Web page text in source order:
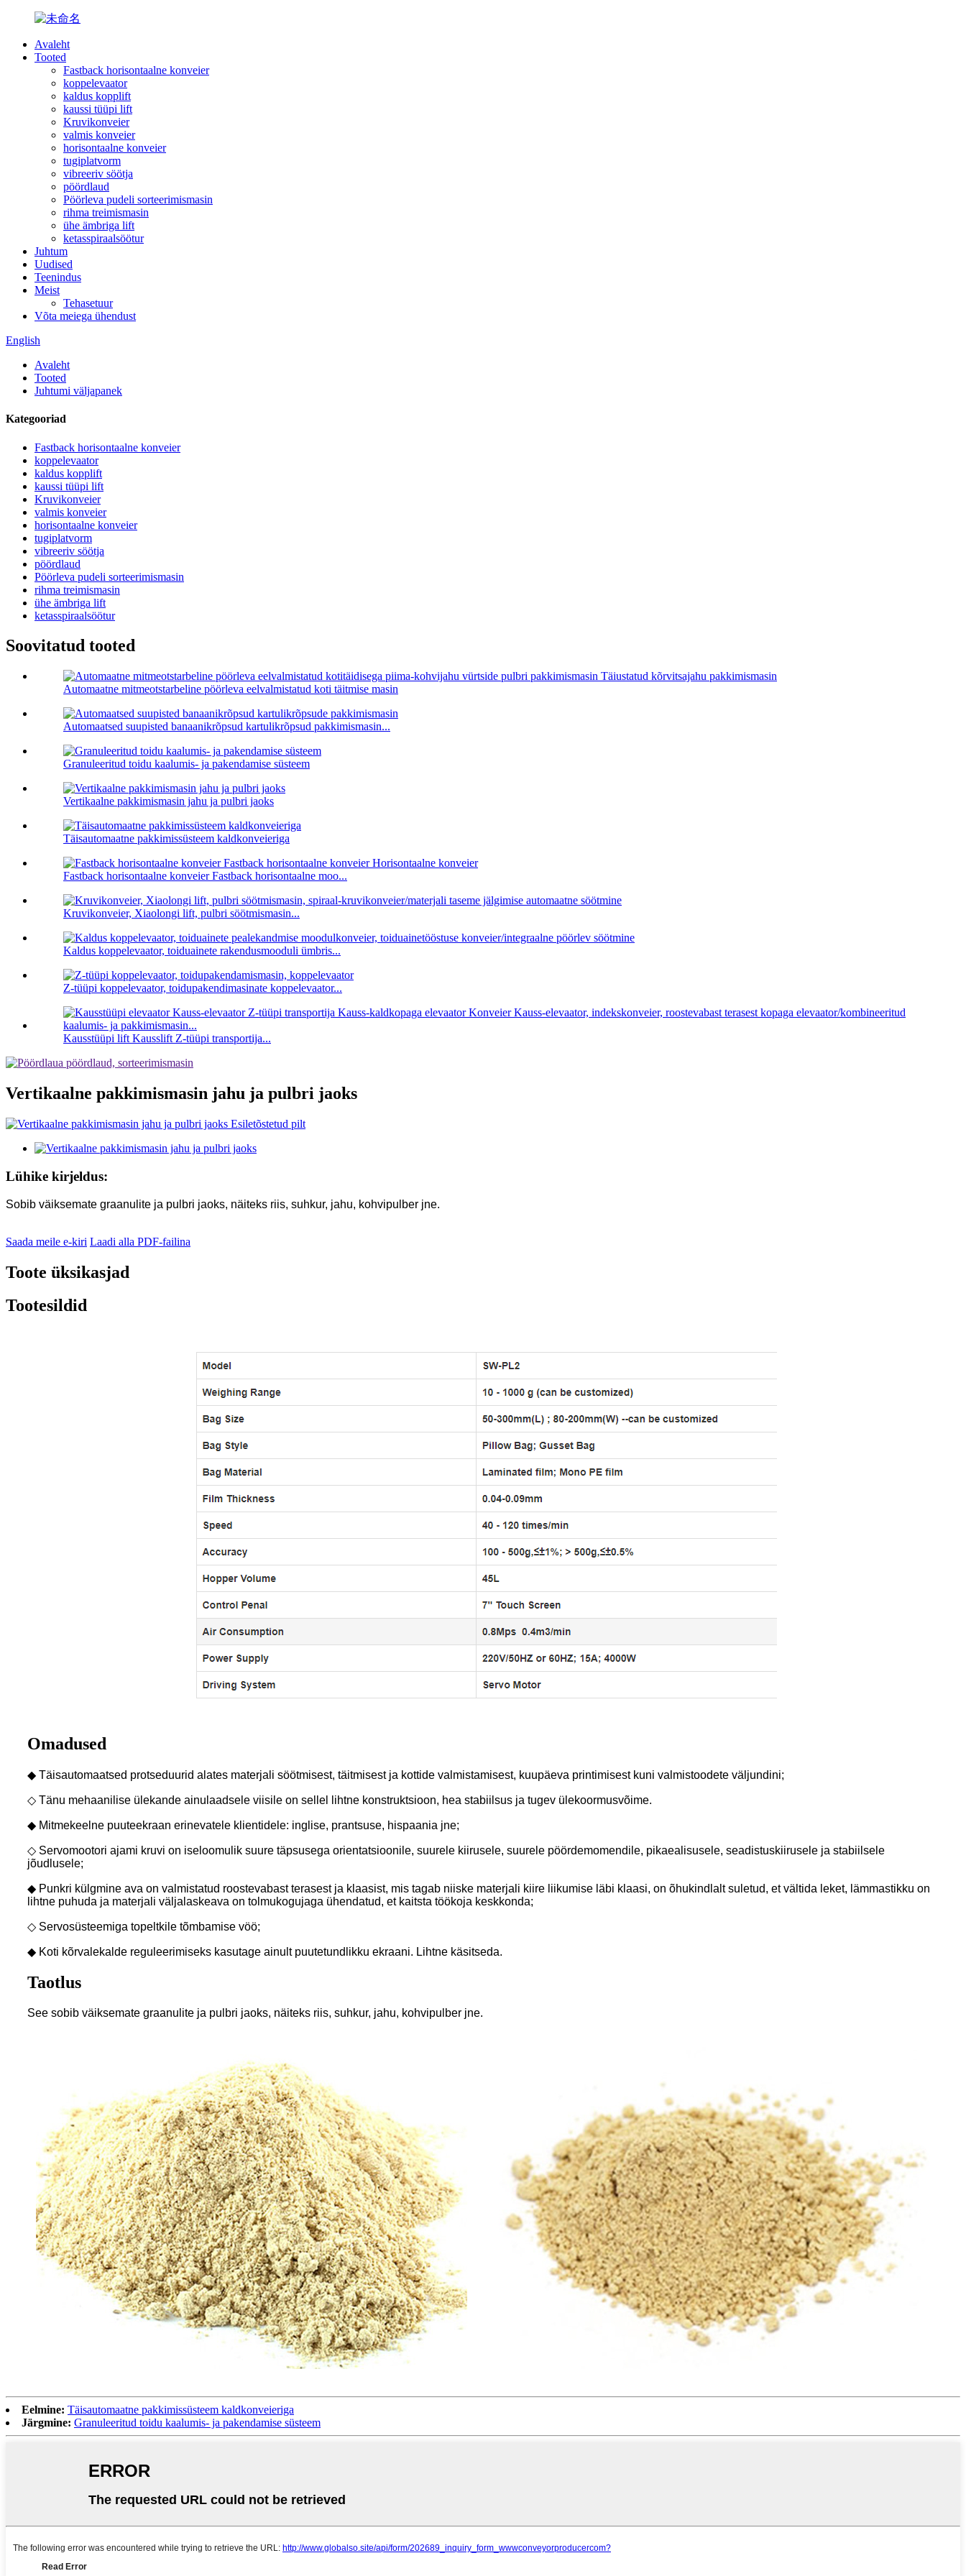
Avaleht
Tooted
Fastback horisontaalne konveier
koppelevaator
kaldus kopplift
kaussi tüüpi lift
Kruvikonveier
valmis konveier
horisontaalne konveier
tugiplatvorm
vibreeriv söötja
pöördlaud
Pöörleva pudeli sorteerimismasin
rihma treimismasin
ühe ämbriga lift
ketasspiraalsöötur
Juhtum
Uudised
Teenindus
Meist
Tehasetuur
Võta meiega ühendust
English
Avaleht
Tooted
Juhtumi väljapanek
Kategooriad
Fastback horisontaalne konveier
koppelevaator
kaldus kopplift
kaussi tüüpi lift
Kruvikonveier
valmis konveier
horisontaalne konveier
tugiplatvorm
vibreeriv söötja
pöördlaud
Pöörleva pudeli sorteerimismasin
rihma treimismasin
ühe ämbriga lift
ketasspiraalsöötur
Soovitatud tooted
Automaatne mitmeotstarbeline pöörleva eelvalmistatud koti täitmise masin
Automaatsed suupisted banaanikrõpsud kartulikrõpsud pakkimismasin...
Granuleeritud toidu kaalumis- ja pakendamise süsteem
Vertikaalne pakkimismasin jahu ja pulbri jaoks
Täisautomaatne pakkimissüsteem kaldkonveieriga
Fastback horisontaalne konveier Fastback horisontaalne moo...
Kruvikonveier, Xiaolongi lift, pulbri söötmismasin...
Kaldus koppelevaator, toiduainete rakendusmooduli ümbris...
Z-tüüpi koppelevaator, toidupakendimasinate koppelevaator...
Kausstüüpi lift Kausslift Z-tüüpi transportija...
Vertikaalne pakkimismasin jahu ja pulbri jaoks
Lühike kirjeldus:
Sobib väiksemate graanulite ja pulbri jaoks, näiteks riis, suhkur, jahu, kohvipulber jne.
Saada meile e-kiri Laadi alla PDF-failina
Toote üksikasjad
Tootesildid
Omadused
◆ Täisautomaatsed protseduurid alates materjali söötmisest, täitmisest ja kottide valmistamisest, kuupäeva printimisest kuni valmistoodete väljundini;
◇ Tänu mehaanilise ülekande ainulaadsele viisile on sellel lihtne konstruktsioon, hea stabiilsus ja tugev ülekoormusvõime.
◆ Mitmekeelne puuteekraan erinevatele klientidele: inglise, prantsuse, hispaania jne;
◇ Servomootori ajami kruvi on iseloomulik suure täpsusega orientatsioonile, suurele kiirusele, suurele pöördemomendile, pikaealisusele, seadistuskiirusele ja stabiilsele
jõudlusele;
◆ Punkri külgmine ava on valmistatud roostevabast terasest ja klaasist, mis tagab niiske materjali kiire liikumise läbi klaasi, on õhukindlalt suletud, et vältida leket, lämmastikku on
lihtne puhuda ja materjali väljalaskeava on tolmukogujaga ühendatud, et kaitsta töökoja keskkonda;
◇ Servosüsteemiga topeltkile tõmbamise vöö;
◆ Koti kõrvalekalde reguleerimiseks kasutage ainult puutetundlikku ekraani. Lihtne käsitseda.
Taotlus
See sobib väiksemate graanulite ja pulbri jaoks, näiteks riis, suhkur, jahu, kohvipulber jne.
Eelmine: Täisautomaatne pakkimissüsteem kaldkonveieriga
Järgmine: Granuleeritud toidu kaalumis- ja pakendamise süsteem